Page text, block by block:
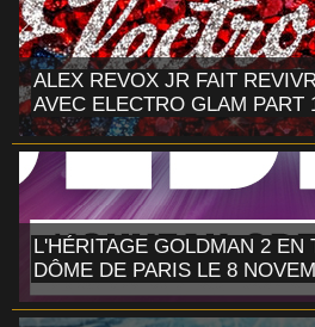
ALEX REVOX JR FAIT
AVEC ELECTRO GLAM PART
L'HÉRITAGE GOLDMAN 2 EN
DÔME DE PARIS LE 8